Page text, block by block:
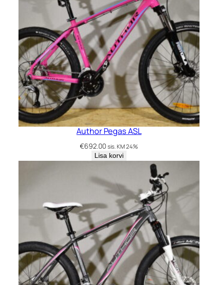
Author Pegas ASL
€692.00 sis. KM 24%
Lisa korvi